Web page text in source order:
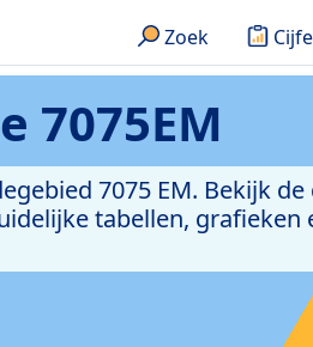
Zoek
7075EM
7075 EM. Bekijk de
tabellen, grafieken